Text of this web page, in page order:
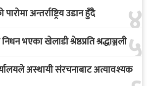
४
अन्तर्राष्ट्रिय उडान हुँदै
५
भएका खेलाडी श्रेष्ठप्रति श्रद्धाञ्जली
अस्थायी संरचनाबाट अत्यावश्यक